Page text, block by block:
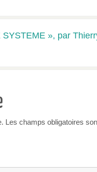
SYSTEME », par
Les champs obligatoires